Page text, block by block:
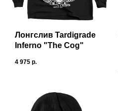
Лонгслив Tardigrade
Inferno "The Cog"
4 975 р.